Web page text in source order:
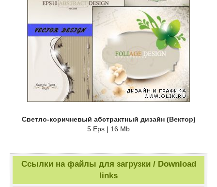
Светло-коричневый абстрактный дизайн (Вектор)
5 Eps | 16 Mb
Ссылки на файлы для загрузки / Download
links